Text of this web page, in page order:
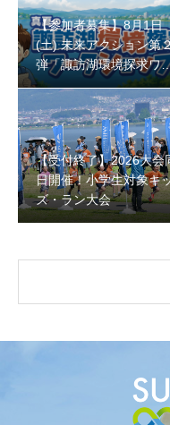
【受付終了】参加費無
【参加者募集】8月1日
(土) 未来アクション第
弾「諏訪湖環境探求ワ
クショップ」小学４年
から！
【受付終了】2026大会
日開催！小学生対象キ
ズ・ラン大会